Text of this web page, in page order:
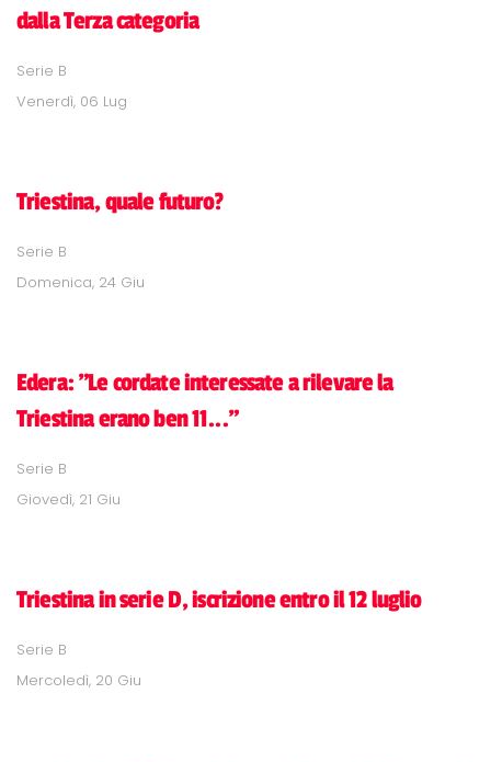
dalla Terza categoria
Serie B
Venerdì, 06 Lug
Triestina, quale futuro?
Serie B
Domenica, 24 Giu
Edera: "Le cordate interessate a rilevare la
Triestina erano ben 11..."
Serie B
Giovedì, 21 Giu
Triestina in serie D, iscrizione entro il 12 luglio
Serie B
Mercoledì, 20 Giu